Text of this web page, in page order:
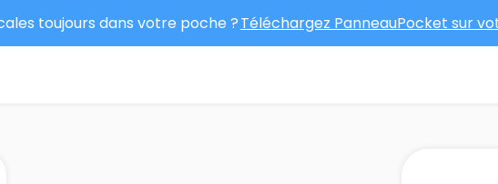
toujours dans votre poche ?Téléchargez PanneauPocket sur